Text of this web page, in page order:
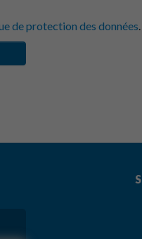
de protection des données.